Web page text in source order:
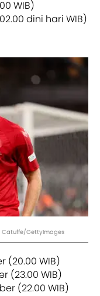
WIB)
dini hari WIB)
Catuffe/GettyImages
(20.00 WIB)
(23.00 WIB)
(22.00 WIB)